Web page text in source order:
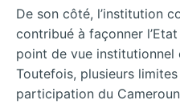
De son côté, l’institution
contribué à façonner
point de vue institutionnel
Toutefois, plusieurs
participation du